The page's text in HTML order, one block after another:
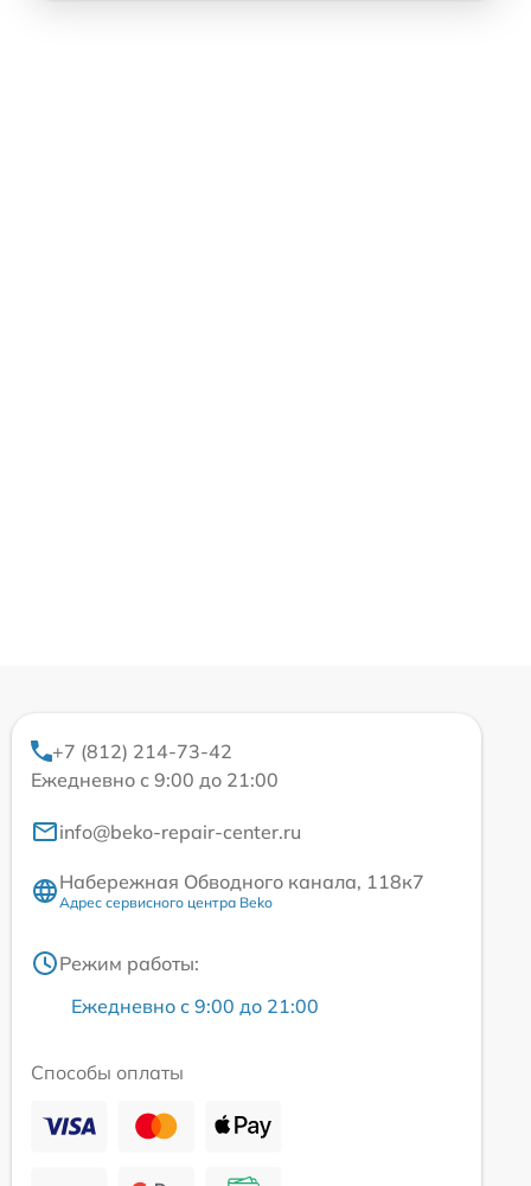
+7 (812) 214-73-42
Ежедневно с 9:00 до 21:00
info@beko-repair-center.ru
Набережная Обводного канала, 118к7
Адрес сервисного центра Beko
Режим работы:
Ежедневно с 9:00 до 21:00
Способы оплаты